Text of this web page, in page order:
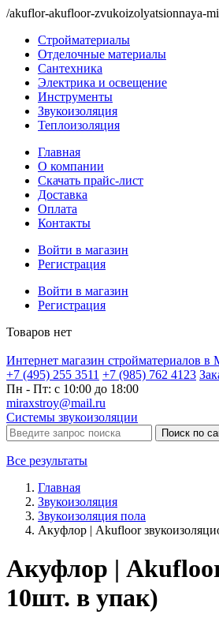
/akuflor-akufloor-zvukoizolyatsionnaya-
Стройматериалы
Отделочные материалы
Сантехника
Электрика и освещение
Инструменты
Звукоизоляция
Теплоизоляция
Главная
О компании
Скачать прайс-лист
Доставка
Оплата
Контакты
Войти в магазин
Регистрация
Войти в магазин
Регистрация
Товаров нет
Интернет магазин стройматериалов в
+7 (495) 255 3511 +7 (985) 762 4123
Пн - Пт: с 10:00 до 18:00
miraxstroy@mail.ru
Системы звукоизоляции
Поиск по
Все результаты
Главная
Звукоизоляция
Звукоизоляция пола
Акуфлор | Akufloor
Акуфлор |
10шт. в упак)